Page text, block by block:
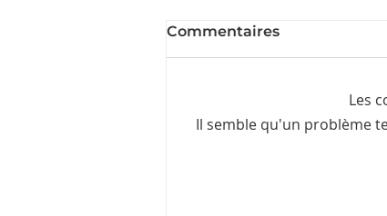
Commentaires
Les
Il semble qu'un problème